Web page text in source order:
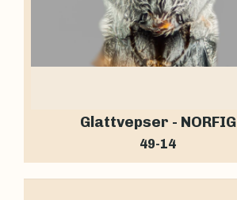
Glattvepser - NORFIG
49-14